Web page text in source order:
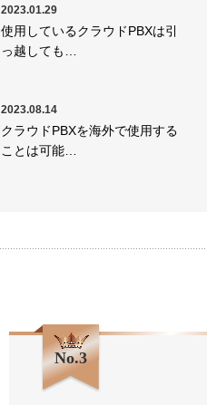
2023.01.29
使用しているクラウドPBXは引
っ越しても…
2023.08.14
クラウドPBXを海外で使用する
ことは可能…
No.3